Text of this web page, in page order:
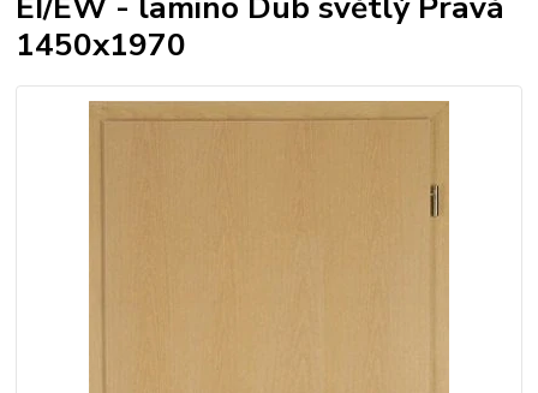
1450x1970